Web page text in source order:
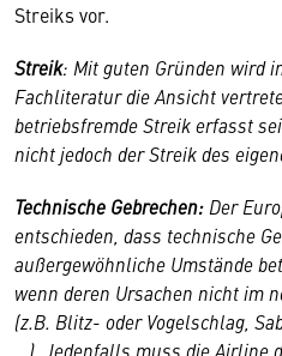
Streiks vor.
Streik: Mit guten Gründen wird
Fachliteratur die Ansicht
betriebsfremde Streik erfasst
nicht jedoch der Streik des
Technische Gebrechen: Der
entschieden, dass technische
außergewöhnliche Umstände
wenn deren Ursachen nicht im
(z.B. Blitz- oder Vogelschlag,
…). Jedenfalls muss die Airline